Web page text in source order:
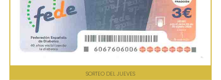
SORTEO DEL JUEVES